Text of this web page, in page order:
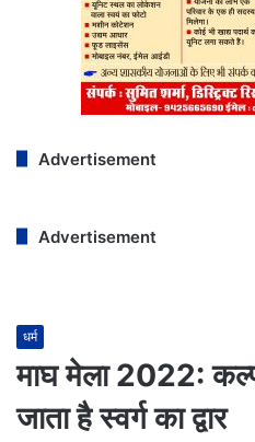
Advertisement
Advertisement